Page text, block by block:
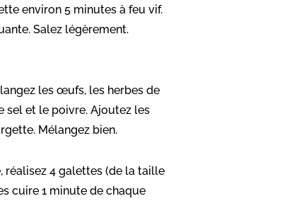
environ 5 minutes à feu vif.
Salez légèrement.
les œufs, les herbes de
sel et le poivre. Ajoutez les
Mélangez bien.
réalisez 4 galettes (de la taille
cuire 1 minute de chaque